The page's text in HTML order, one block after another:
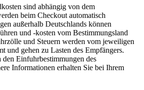
sind abhängig von dem
beim Checkout automatisch
außerhalb Deutschlands können
und -kosten vom Bestimmungsland
und Steuern werden vom jeweiligen
und gehen zu Lasten des Empfängers.
den Einfuhrbestimmungen des
Informationen erhalten Sie bei Ihrem